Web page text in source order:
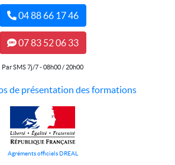
04 88 66 17 46
07 83 52 06 33
Par SMS 7j/7 - 08h00 / 20h00
de présentation des formations
Agréments officiels DREAL